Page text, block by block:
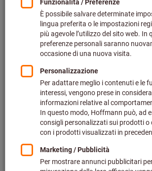
Prezzo per 1 Articolo
più IVA all’aliquota correntePrezzo più spese di
Effettua il loginper vedere i tuoi prezzi
Prezzi scaglionati:
da 1 Articolo
da 10 articoli